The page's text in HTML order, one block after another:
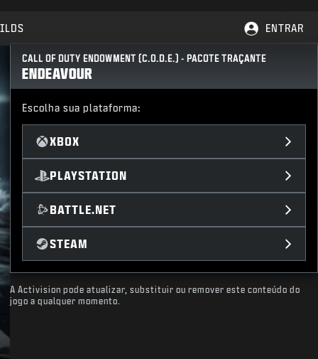
ENTRAR
CALL OF DUTY ENDOWMENT (C.O.D.E.) - PACOTE TRAÇANTE
ENDEAVOUR
Escolha sua plataforma:
XBOX
PLAYSTATION
BATTLE.NET
STEAM
A Activision pode atualizar, substituir ou remover este conteúdo do
jogo a qualquer momento.